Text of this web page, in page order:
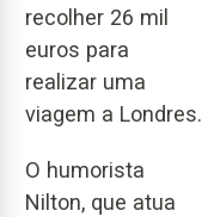
recolher 26 mil
euros para
realizar uma
viagem a Londres.
O humorista
Nilton, que atua